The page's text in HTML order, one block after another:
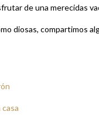
de una merecidas
diosas, compartimos